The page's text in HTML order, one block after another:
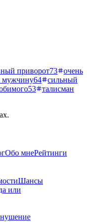
приворот73
очень
мужчину64
сильный
53
талисман
Обо мнеРейтинги
Шансы
или